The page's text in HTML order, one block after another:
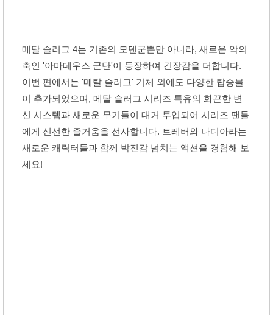
메탈 슬러그 4는 기존의 모덴군뿐만 아니라, 새로운 악의
축인 '아마데우스 군단'이 등장하여 긴장감을 더합니다.
이번 편에서는 '메탈 슬러그' 기체 외에도 다양한 탑승물
이 추가되었으며, 메탈 슬러그 시리즈 특유의 화끈한 변
신 시스템과 새로운 무기들이 대거 투입되어 시리즈 팬들
에게 신선한 즐거움을 선사합니다. 트레버와 나디아라는
새로운 캐릭터들과 함께 박진감 넘치는 액션을 경험해 보
세요!